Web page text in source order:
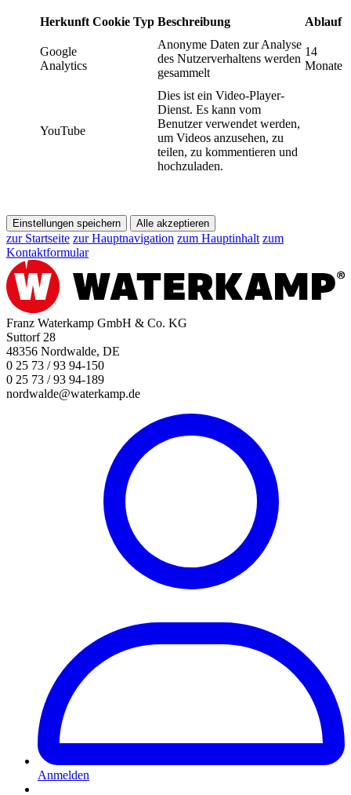
Herkunft Cookie Typ Beschreibung Ablauf
Google
Analytics
Anonyme Daten zur Analyse
des Nutzerverhaltens werden
gesammelt
14
Monate
YouTube
Dies ist ein Video-Player-
Dienst. Es kann vom
Benutzer verwendet werden,
um Videos anzusehen, zu
teilen, zu kommentieren und
hochzuladen.
Einstellungen speichern Alle akzeptieren
zur Startseite zur Hauptnavigation zum Hauptinhalt zum
Kontaktformular
Franz Waterkamp GmbH & Co. KG
Suttorf 28
48356 Nordwalde, DE
0 25 73 / 93 94-150
0 25 73 / 93 94-189
nordwalde@waterkamp.de
Anmelden